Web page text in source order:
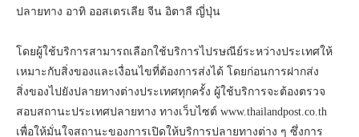
ปลายทาง อาทิ ออสเตรเลีย จีน อิตาลี ญี่ปุ่น
โดยผู้ใช้บริการสามารถเลือกใช้บริการไปรษณีย์ระหว่างประเทศให้
เหมาะกับสิ่งของและเงื่อนไขที่ต้องการส่งได้ โดยก่อนการฝากส่ง
สิ่งของไปยังปลายทางต่างประเทศทุกครั้ง ผู้ใช้บริการจะต้องตรวจ
สอบสถานะประเทศปลายทาง ทางเว็บไซต์ www.thailandpost.co.th
เพื่อให้มั่นใจสถานะของการเปิดให้บริการปลายทางต่าง ๆ ซึ่งการ